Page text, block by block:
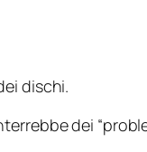
dischi.
dei